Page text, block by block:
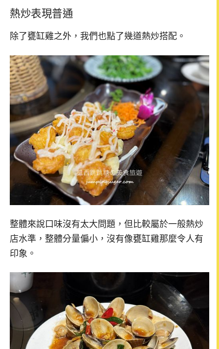
熱炒表現普通
除了甕缸雞之外，我們也點了幾道熱炒搭配。
整體來說口味沒有太大問題，但比較屬於一般熱炒
店水準，整體分量偏小，沒有像甕缸雞那麼令人有
印象。